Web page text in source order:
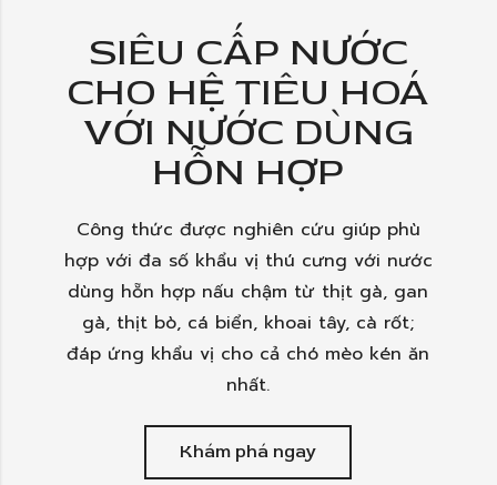
SIÊU CẤP NƯỚC
CHO HỆ TIÊU HOÁ
VỚI NƯỚC DÙNG
HỖN HỢP
Công thức được nghiên cứu giúp phù
hợp với đa số khẩu vị thú cưng với nước
dùng hỗn hợp nấu chậm từ thịt gà, gan
gà, thịt bò, cá biển, khoai tây, cà rốt;
đáp ứng khẩu vị cho cả chó mèo kén ăn
nhất.
Khám phá ngay